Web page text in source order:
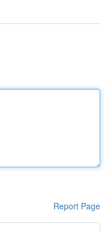
Report Page